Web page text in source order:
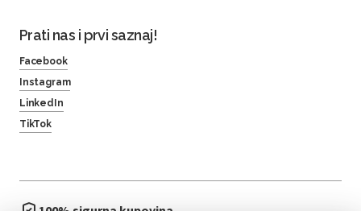
Prati nas i prvi saznaj!
Facebook
Instagram
LinkedIn
TikTok